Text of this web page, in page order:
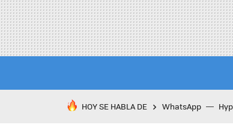
HOY SE HABLA DE WhatsApp